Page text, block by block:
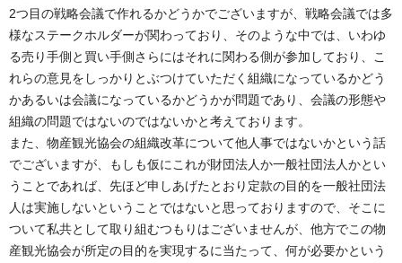
2つ目の戦略会議で作れるかどうかでございますが、戦略会議では多
様なステークホルダーが関わっており、そのような中では、いわゆ
る売り手側と買い手側さらにはそれに関わる側が参加しており、こ
れらの意見をしっかりとぶつけていただく組織になっているかどう
かあるいは会議になっているかどうかが問題であり、会議の形態や
組織の問題ではないのではないかと考えております。
また、物産観光協会の組織改革について他人事ではないかという話
でございますが、もしも仮にこれが財団法人か一般社団法人かとい
うことであれば、先ほど申しあげたとおり定款の目的を一般社団法
人は実施しないということではないと思っておりますので、そこに
ついて私共として取り組むつもりはございませんが、他方でこの物
産観光協会が所定の目的を実現するに当たって、何が必要かという